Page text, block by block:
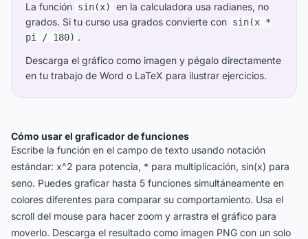
La función sin(x)
en la calculadora usa radianes, no
grados. Si tu curso usa grados convierte con sin(x *
pi / 180) .
Descarga el gráfico como imagen y pégalo directamente
en tu trabajo de Word o LaTeX para ilustrar ejercicios.
Cómo usar el graficador de funciones
Escribe la función en el campo de texto usando notación
estándar: x^2 para potencia, * para multiplicación, sin(x) para
seno. Puedes graficar hasta 5 funciones simultáneamente en
colores diferentes para comparar su comportamiento. Usa el
scroll del mouse para hacer zoom y arrastra el gráfico para
moverlo. Descarga el resultado como imagen PNG con un solo